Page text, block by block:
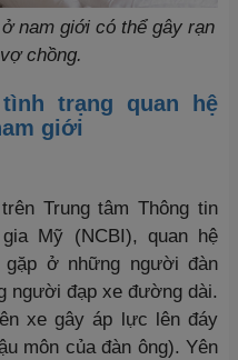
nam giới có thể gây rạn
chồng.
trạng quan hệ
giới
Trung tâm Thông tin
Mỹ (NCBI), quan hệ
ở những người đàn
người đạp xe đường dài.
xe gây áp lực lên đáy
môn của đàn ông). Yên